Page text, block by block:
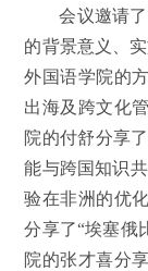
会议邀请
的背景意义、
外国语学院的
出海及跨文化
院的付舒分享
能与跨国知识
验在非洲的优
分享了“埃塞俄
院的张才喜分